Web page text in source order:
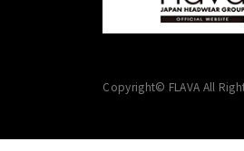
Copyright© FLAVA All